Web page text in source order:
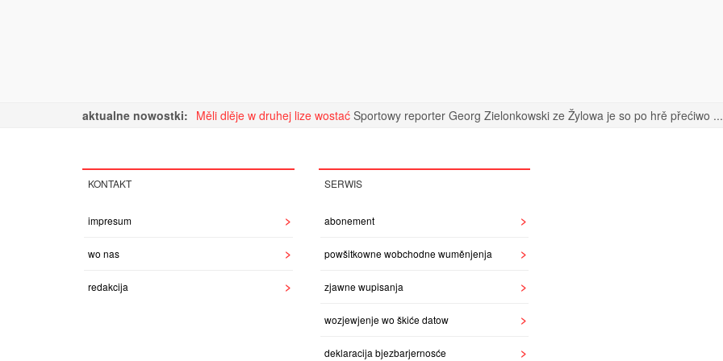
aktualne nowostki: Měli dlěje w druhej lize wostać Sportowy reporter Georg Zielonkowski ze Žylowa je so po hrě přećiwo ...
KONTAKT
impresum
wo nas
redakcija
SERWIS
abonement
powšitkowne wobchodne wuměnjenja
zjawne wupisanja
wozjewjenje wo škiće datow
deklaracija bjezbarjernosće